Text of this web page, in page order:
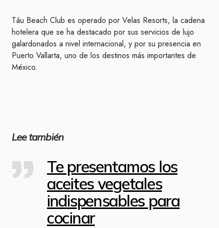
Táu Beach Club es operado por Velas Resorts, la cadena
hotelera que se ha destacado por sus servicios de lujo
galardonados a nivel internacional, y por su presencia en
Puerto Vallarta, uno de los destinos más importantes de
México.
Lee también
Te presentamos los
aceites vegetales
indispensables para
cocinar